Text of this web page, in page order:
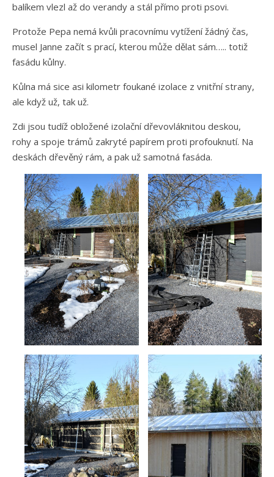
balíkem vlezl až do verandy a stál přímo proti psovi.
Protože Pepa nemá kvůli pracovnímu vytížení žádný čas,
musel Janne začít s prací, kterou může dělat sám….. totiž
fasádu kůlny.
Kůlna má sice asi kilometr foukané izolace z vnitřní strany,
ale když už, tak už.
Zdi jsou tudíž obložené izolační dřevovláknitou deskou,
rohy a spoje trámů zakryté papírem proti profouknutí. Na
deskách dřevěný rám, a pak už samotná fasáda.